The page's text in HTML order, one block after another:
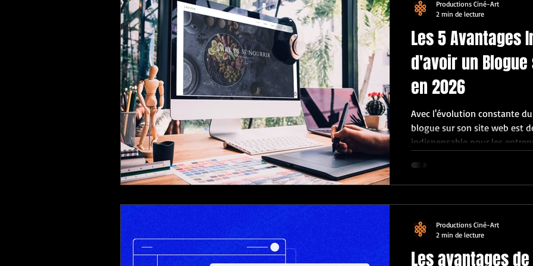
Les 5 Avantages
d'avoir un
en 2026
Avec l'évolution constante
blogue sur son site web est
indispensable pour les
l'importance de cette
Amélioration du
d'un site web. Les moteurs de
Productions Ciné-Art
2 min de lecture
Les avantages
Productions Ciné-Art
2 min de lecture